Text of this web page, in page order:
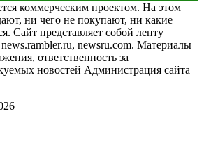
коммерческим проектом. На этом
ни чего не покупают, ни какие
Сайт представляет собой ленту
newsru.com. Материалы
ответственность за
новостей Администрация сайта